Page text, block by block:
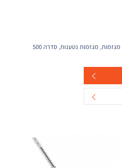
מגזמות, מגזמות נטענות,
סדרה 500